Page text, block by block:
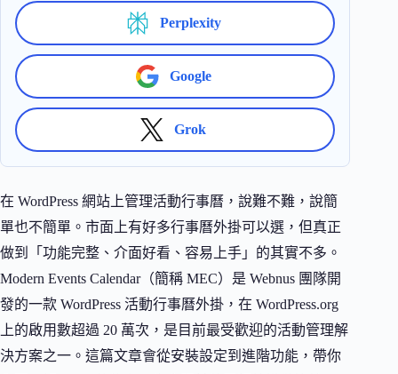
Perplexity
Google
Grok
在 WordPress 網站上管理活動行事曆，說難不難，說簡
單也不簡單。市面上有好多行事曆外掛可以選，但真正
做到「功能完整、介面好看、容易上手」的其實不多。
Modern Events Calendar（簡稱 MEC）是 Webnus 團隊開
發的一款 WordPress 活動行事曆外掛，在 WordPress.org
上的啟用數超過 20 萬次，是目前最受歡迎的活動管理解
決方案之一。這篇文章會從安裝設定到進階功能，帶你